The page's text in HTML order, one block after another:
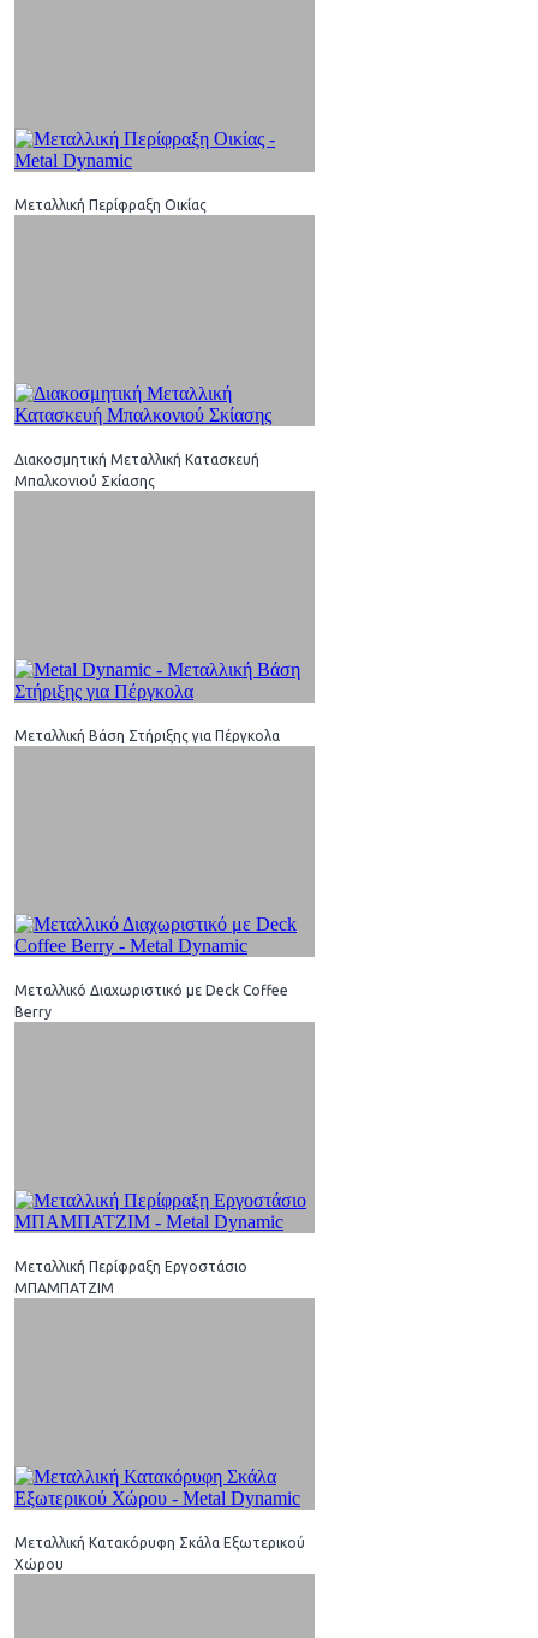
Μεταλλική Περίφραξη Οικίας
Διακοσμητική Μεταλλική Κατασκευή
Μπαλκονιού Σκίασης
Μεταλλική Βάση Στήριξης για Πέργκολα
Μεταλλικό Διαχωριστικό με Deck Coffee
Berry
Μεταλλική Περίφραξη Εργοστάσιο
ΜΠΑΜΠΑΤΖΙΜ
Μεταλλική Κατακόρυφη Σκάλα Εξωτερικού
Χώρου